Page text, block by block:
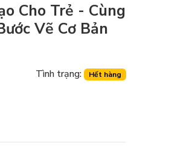
Cho Trẻ - Cùng
Vẽ Cơ Bản
Tình trạng: Hết hàng